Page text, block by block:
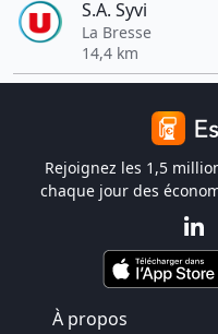
S.A. Syvi
La Bresse
14,4 km
Rejoignez les 1,5
chaque jour des
À propos